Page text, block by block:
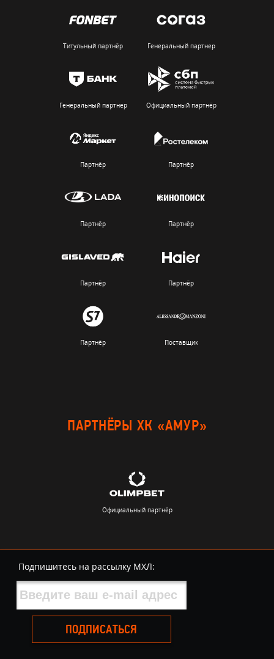
Титульный партнёр Генеральный партнер
Генеральный партнер Официальный партнёр
Партнёр Партнёр
Партнёр Партнёр
Партнёр Партнёр
Партнёр Поставщик
ПАРТНЁРЫ ХК «АМУР»
Официальный партнёр
Подпишитесь на рассылку МХЛ:
ПОДПИСАТЬСЯ